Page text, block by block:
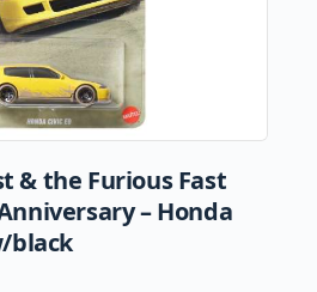
& the Furious Fast
– Honda
black